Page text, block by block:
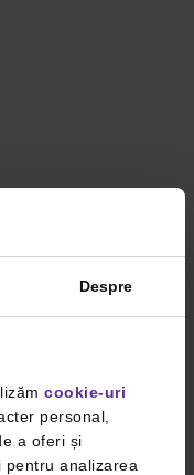
Despre
cookie-uri
personal,
a oferi și
pentru analizarea